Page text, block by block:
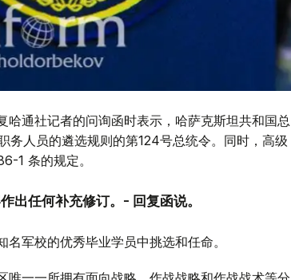
通社记者的问询函时表示，哈萨克斯坦共和国总
人员的遴选规则的第124号总统令。同时，高级
1 条的规定。
出任何补充修订。- 回复函说。
军校的优秀毕业学员中挑选和任命。